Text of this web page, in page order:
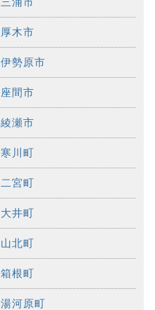
厚木市
伊勢原市
座間市
綾瀬市
寒川町
二宮町
大井町
山北町
箱根町
湯河原町